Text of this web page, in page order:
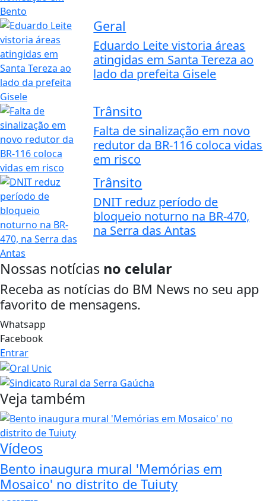
Geral
Eduardo Leite vistoria áreas
atingidas em Santa Tereza ao
lado da prefeita Gisele
Trânsito
Falta de sinalização em novo
redutor da BR-116 coloca vidas
em risco
Trânsito
DNIT reduz período de
bloqueio noturno na BR-470,
na Serra das Antas
Nossas notícias no celular
Receba as notícias do BM News no seu app
favorito de mensagens.
Whatsapp
Facebook
Entrar
Veja também
Vídeos
Bento inaugura mural 'Memórias em
Mosaico' no distrito de Tuiuty